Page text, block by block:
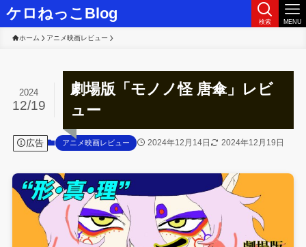
ケロねっこBlog 検索 MENU
ホーム アニメ映画レビュー
劇場版「モノノ怪 唐傘」レビ
ュー
2024
12/19
広告 アニメ映画レビュー 2024年12月14日 2024年12月19日